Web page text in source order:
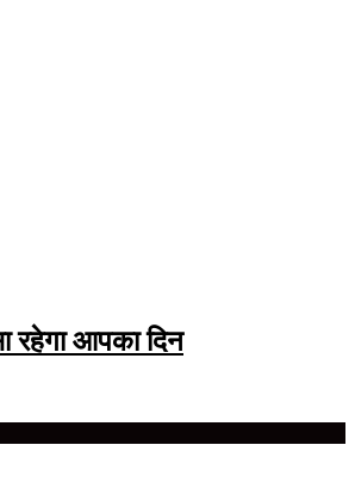
रहेगा आपका दिन